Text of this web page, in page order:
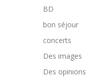
BD
bon séjour
concerts
Des images
Des opinions